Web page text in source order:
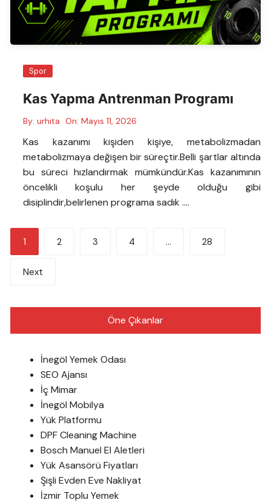
Spor
Kas Yapma Antrenman Programı
By: urhita On: Mayıs 11, 2026
Kas kazanımı kişiden kişiye, metabolizmadan
metabolizmaya değişen bir süreçtir.Belli şartlar altında
bu süreci hızlandırmak mümkündür.Kas kazanımının
öncelikli koşulu her şeyde olduğu gibi
disiplindir,belirlenen programa sadık ….
Yazı
sayfalandırması
1 2 3 4 … 28
Next
Öne Çıkanlar
İnegöl Yemek Odası
SEO Ajansı
İç Mimar
İnegöl Mobilya
Yük Platformu
DPF Cleaning Machine
Bosch Manuel El Aletleri
Yük Asansörü Fiyatları
Şişli Evden Eve Nakliyat
İzmir Toplu Yemek